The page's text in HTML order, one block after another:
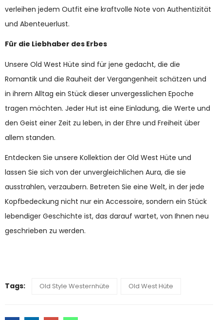
verleihen jedem Outfit eine kraftvolle Note von Authentizität
und Abenteuerlust.
Für die Liebhaber des Erbes
Unsere Old West Hüte sind für jene gedacht, die die
Romantik und die Rauheit der Vergangenheit schätzen und
in ihrem Alltag ein Stück dieser unvergesslichen Epoche
tragen möchten. Jeder Hut ist eine Einladung, die Werte und
den Geist einer Zeit zu leben, in der Ehre und Freiheit über
allem standen.
Entdecken Sie unsere Kollektion der Old West Hüte und
lassen Sie sich von der unvergleichlichen Aura, die sie
ausstrahlen, verzaubern. Betreten Sie eine Welt, in der jede
Kopfbedeckung nicht nur ein Accessoire, sondern ein Stück
lebendiger Geschichte ist, das darauf wartet, von Ihnen neu
geschrieben zu werden.
Tags: Old Style Westernhüte Old West Hüte